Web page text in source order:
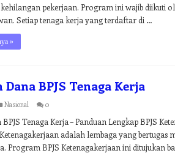
pekerjaan. Program ini wajib diikuti
Setiap tenaga kerja yang terdaftar di …
»
BPJS Tenaga Kerja
Nasional 0
Tenaga Kerja – Panduan Lengkap BPJS
adalah lembaga yang
Program BPJS Ketenagakerjaan ini ditujukan